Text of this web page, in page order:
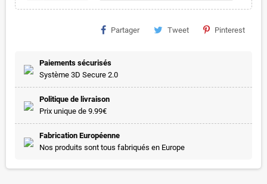
Partager Tweet Pinterest
Paiements sécurisés
Système 3D Secure 2.0
Politique de livraison
Prix unique de 9.99€
Fabrication Européenne
Nos produits sont tous fabriqués en Europe